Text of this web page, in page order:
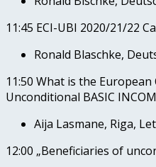
11:45 ECI-UBI 2020/21/22
Ronald Blaschke,
11:50 What is the
Unconditional BASIC
Aija Lasmane, Riga,
12:00 „Beneficiaries of